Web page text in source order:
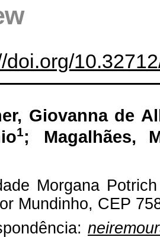
doi.org/
Giovanna de
1;
Magalhães,
Morgana
Mundinho, CEP